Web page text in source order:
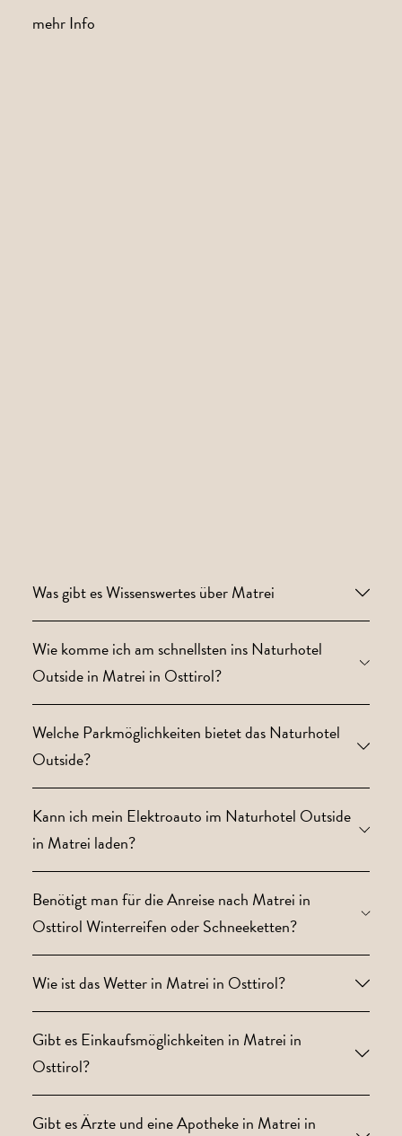
mehr Info
Was gibt es Wissenswertes über Matrei
Wie komme ich am schnellsten ins Naturhotel
Outside in Matrei in Osttirol?
Welche Parkmöglichkeiten bietet das Naturhotel
Outside?
Kann ich mein Elektroauto im Naturhotel Outside
in Matrei laden?
Benötigt man für die Anreise nach Matrei in
Osttirol Winterreifen oder Schneeketten?
Wie ist das Wetter in Matrei in Osttirol?
Gibt es Einkaufsmöglichkeiten in Matrei in
Osttirol?
Gibt es Ärzte und eine Apotheke in Matrei in